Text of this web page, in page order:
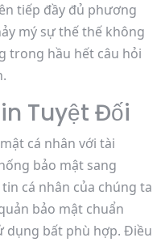
tiếp đầy đủ phương
mý sự thế thế không
trong hầu hết câu hỏi
Tuyệt Đối
cá nhân với tài
bảo mật sang
cá nhân của chúng ta
bảo mật chuẩn
dụng bất phù hợp. Điều